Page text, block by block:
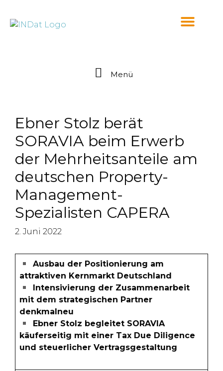
Menü
Ebner Stolz berät
SORAVIA beim Erwerb
der Mehrheitsanteile am
deutschen Property-
Management-
Spezialisten CAPERA
2. Juni 2022
Ausbau der Positionierung am
attraktiven Kernmarkt Deutschland
Intensivierung der Zusammenarbeit
mit dem strategischen Partner
denkmalneu
Ebner Stolz begleitet SORAVIA
käuferseitig mit einer Tax Due Diligence
und steuerlicher Vertragsgestaltung